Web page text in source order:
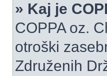
» Kaj je
COPPA oz.
otroški
Združenih